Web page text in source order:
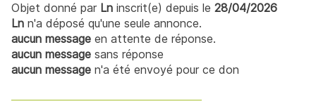
Objet donné par Ln inscrit(e) depuis le 28/04/2026
Ln n'a déposé qu'une seule annonce.
aucun message en attente de réponse.
aucun message sans réponse
aucun message n'a été envoyé pour ce don